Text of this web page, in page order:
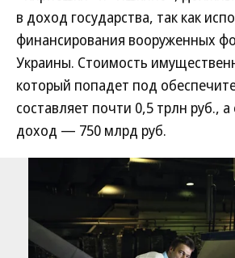
в доход государства, так как
финансирования вооруженных
Украины. Стоимость
который попадет под
составляет почти 0,5 трлн руб.,
доход — 750 млрд руб.